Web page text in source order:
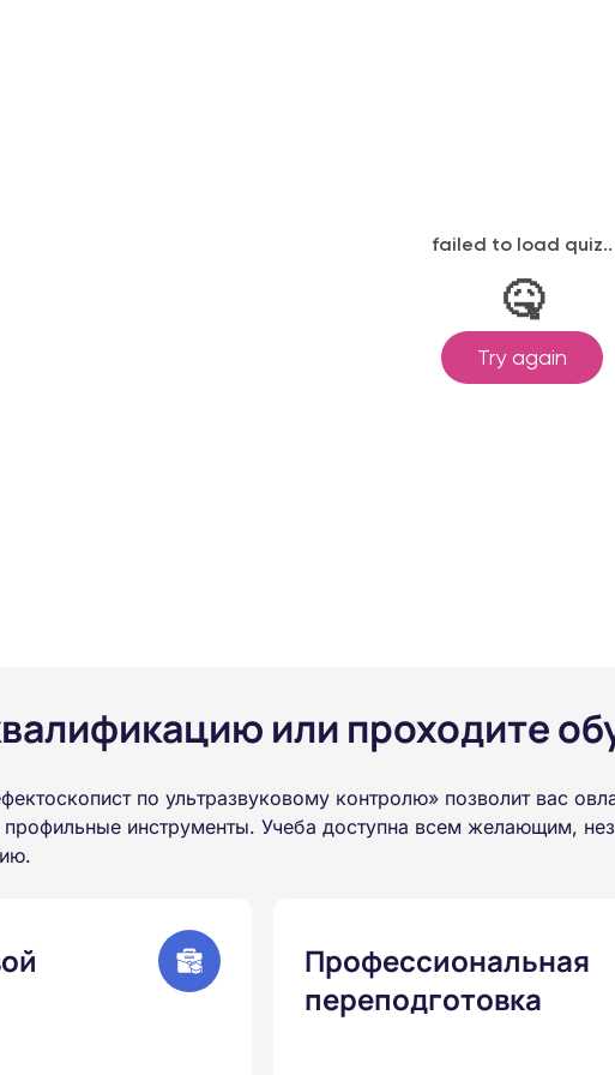
или проходите
по ультразвуковому контролю» позволит вас
инструменты. Учеба доступна всем желающим,
Профессиональная
переподготовка